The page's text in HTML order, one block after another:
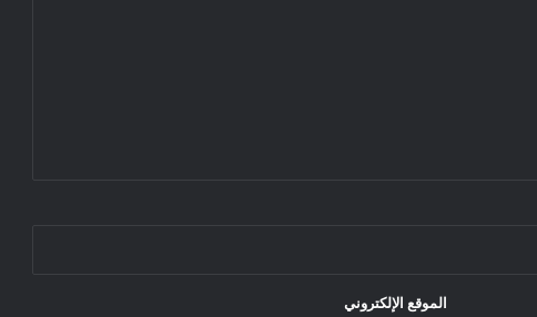
الموقع الإلكتروني